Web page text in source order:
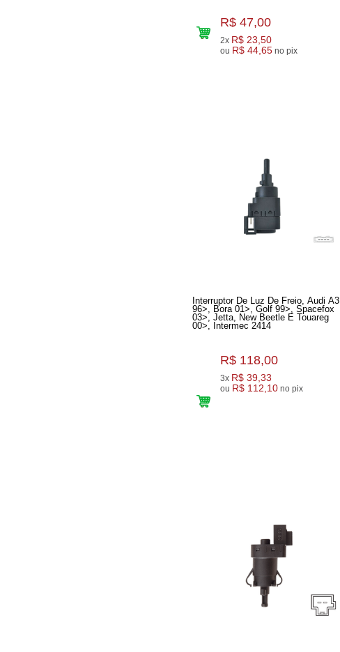
R$ 47,00
2x R$ 23,50
ou R$ 44,65 no pix
Interruptor De Luz De Freio, Audi A3
96>, Bora 01>, Golf 99>, Spacefox
03>, Jetta, New Beetle E Touareg
00>, Intermec 2414
R$ 118,00
3x R$ 39,33
ou R$ 112,10 no pix